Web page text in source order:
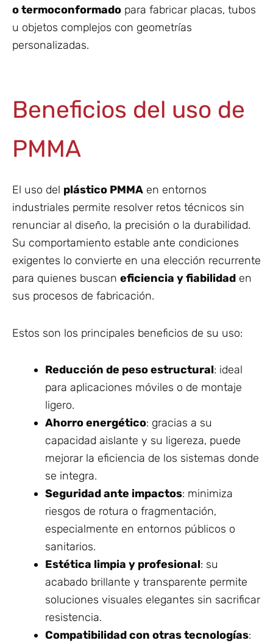
o termoconformado para fabricar placas, tubos
u objetos complejos con geometrías
personalizadas.
Beneficios del uso de
PMMA
El uso del plástico PMMA en entornos
industriales permite resolver retos técnicos sin
renunciar al diseño, la precisión o la durabilidad.
Su comportamiento estable ante condiciones
exigentes lo convierte en una elección recurrente
para quienes buscan eficiencia y fiabilidad en
sus procesos de fabricación.
Estos son los principales beneficios de su uso:
Reducción de peso estructural: ideal
para aplicaciones móviles o de montaje
ligero.
Ahorro energético: gracias a su
capacidad aislante y su ligereza, puede
mejorar la eficiencia de los sistemas donde
se integra.
Seguridad ante impactos: minimiza
riesgos de rotura o fragmentación,
especialmente en entornos públicos o
sanitarios.
Estética limpia y profesional: su
acabado brillante y transparente permite
soluciones visuales elegantes sin sacrificar
resistencia.
Compatibilidad con otras tecnologías: